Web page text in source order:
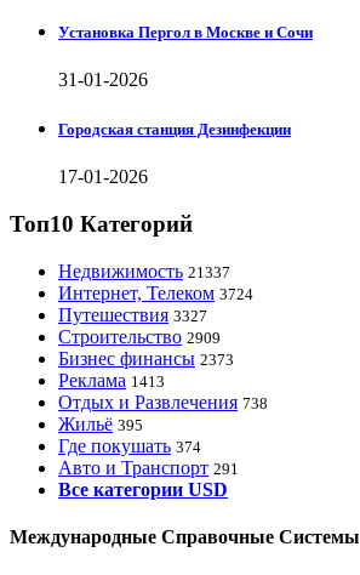
Установка Пергол в Москве и Сочи
31-01-2026
Городская станция Дезинфекции
17-01-2026
Топ10 Категорий
Недвижимость 21337
Интернет, Телеком 3724
Путешествия 3327
Строительство 2909
Бизнес финансы 2373
Реклама 1413
Отдых и Развлечения 738
Жильё 395
Где покушать 374
Авто и Транспорт 291
Все категории USD
Международные Справочные Системы